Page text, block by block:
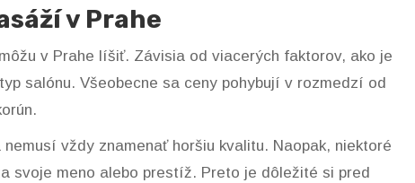
v Prahe
v Prahe líšiť. Závisia od viacerých faktorov, ako je
salónu. Všeobecne sa ceny pohybují v rozmedzí od
vždy znamenať horšiu kvalitu. Naopak, niektoré
svoje meno alebo prestíž. Preto je dôležité si pred